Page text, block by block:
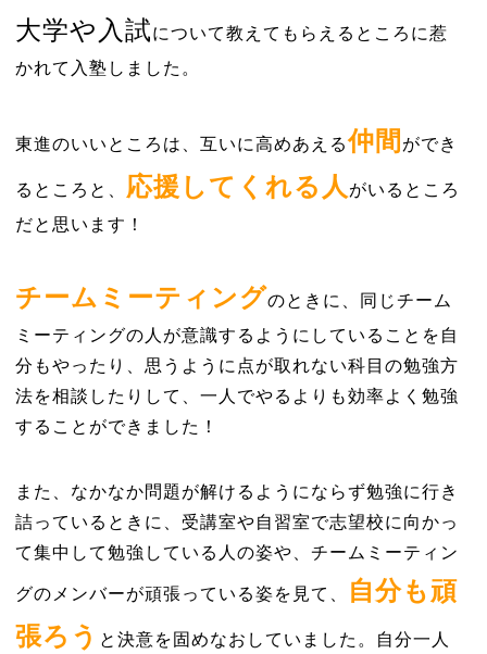
大学や入試について教えてもらえるところに惹
かれて入塾しました。
東進のいいところは、互いに高めあえる仲間 ができ
るところと、 応援してくれる人 がいるところ
だと思います！
チームミーティングのときに、同じチーム
ミーティングの人 が意識するようにしていることを自
分もやったり、思うように点が取れない科目の勉強方
法を相談したりして、一人でやるよりも効率よく勉強
することができました！
また、なかなか問題が解けるようにならず勉強に行き
詰っているときに、受講室や自習室で志望校に向かっ
て集中して勉強している人の姿や、チームミーティン
グのメンバーが頑張っている姿を見て、
自分も頑
張ろう と決意を固めなおしていました。自分一人